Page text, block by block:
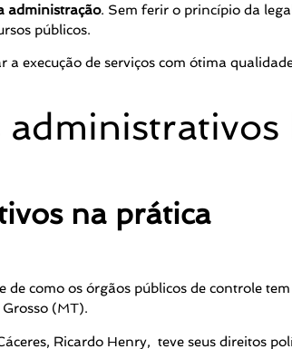
administração. Sem ferir o princípio da
públicos.
a execução de serviços com ótima
na prática
e de como os órgãos públicos de controle
(MT).
Ricardo Henry, teve seus direitos